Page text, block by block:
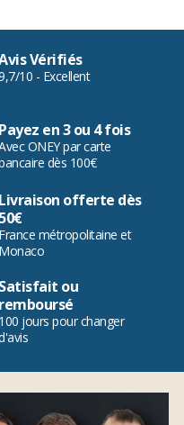
Vérifiés
10 - Excellent
Payez en 3 ou 4 fois
ONEY par carte
dès 100€
Livraison offerte dès
50€
France métropolitaine et
Monaco
Satisfait ou
remboursé
100 jours pour changer